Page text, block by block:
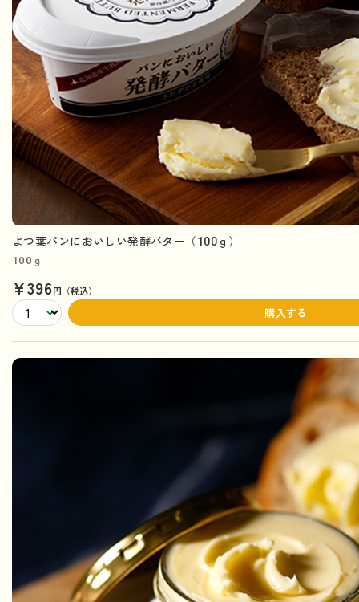
よつ葉パンにおいしい発酵バター（100ｇ）
100ｇ
¥396円（税込）
購入する